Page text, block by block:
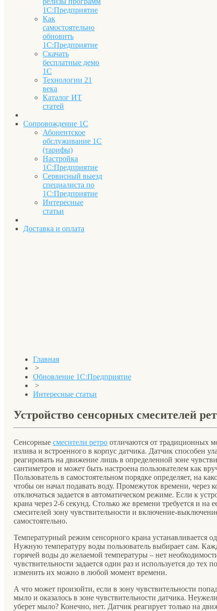
1С:Предприятие
Как
самостоятельно
обновить
1С:Предприятие
Скачать
бесплатные демо
1С
Технологии 21
века
Каталог ИТ
статей
Сопровождение 1С
Абонентское
обслуживание 1С
(тарифы)
Настройка
1С:Предприятие
Сервисный выезд
специалиста по
1С:Предприятие
Интересные
статьи
Доставка и оплата
Главная
>
Обновление 1С:Предприятие
>
Интересные статьи
Устройство сенсорных смесителей
Сенсорные смесители ретро отличаются от традиционных
излива и встроенного в корпус датчика. Датчик способен
реагировать на движение лишь в определенной зоне
сантиметров и может быть настроена пользователем как
Пользователь в самостоятельном порядке определяет, на
чтобы он начал подавать воду. Промежуток времени, через
отключаться задается в автоматическом режиме. Если к
крана через 2-6 секунд. Столько же времени требуется и
смесителей зону чувствительности и включение-
самостоятельно.
Температурный режим сенсорного крана устанавливается
Нужную температуру воды пользователь выбирает сам.
горячей воды до желаемой температуры – нет
чувствительности задается один раз и используется до тех
изменить их можно в любой момент времени.
А что может произойти, если в зону чувствительности
мыло и оказалось в зоне чувствительности датчика.
уберет мыло? Конечно, нет. Датчик реагирует только на